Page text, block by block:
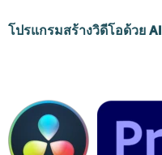
โปรแกรมสร้างวิดีโอด้วย AI